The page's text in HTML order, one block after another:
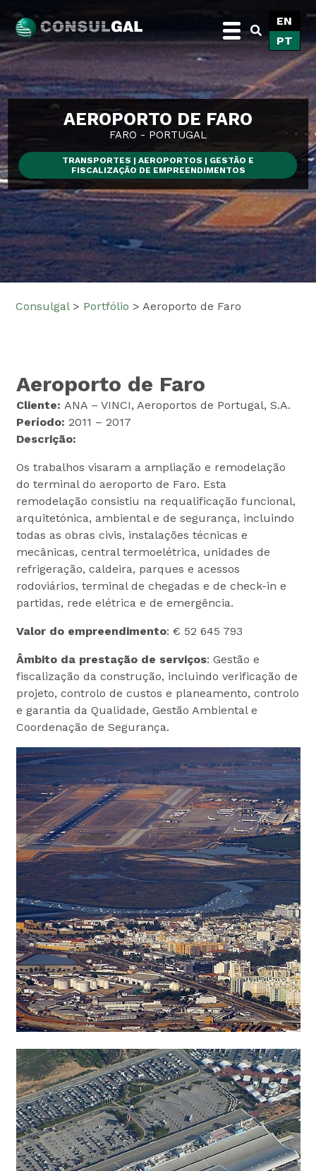
content
Consulgal
EN
PT
AEROPORTO DE FARO
FARO - PORTUGAL
TRANSPORTES | AEROPORTOS | GESTÃO E
FISCALIZAÇÃO DE EMPREENDIMENTOS
Consulgal > Portfólio >Aeroporto de Faro
Aeroporto de Faro
Cliente: ANA – VINCI, Aeroportos de Portugal, S.A.
Período: 2011 – 2017
Descrição:
Os trabalhos visaram a ampliação e remodelação
do terminal do aeroporto de Faro. Esta
remodelação consistiu na requalificação funcional,
arquitetónica, ambiental e de segurança, incluindo
todas as obras civis, instalações técnicas e
mecânicas, central termoelétrica, unidades de
refrigeração, caldeira, parques e acessos
rodoviários, terminal de chegadas e de check-in e
partidas, rede elétrica e de emergência.
Valor do empreendimento: € 52 645 793
Âmbito da prestação de serviços: Gestão e
fiscalização da construção, incluindo verificação de
projeto, controlo de custos e planeamento, controlo
e garantia da Qualidade, Gestão Ambiental e
Coordenação de Segurança.